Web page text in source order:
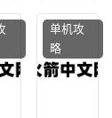
炉攻
略，
梦幻
西游
单机攻
略